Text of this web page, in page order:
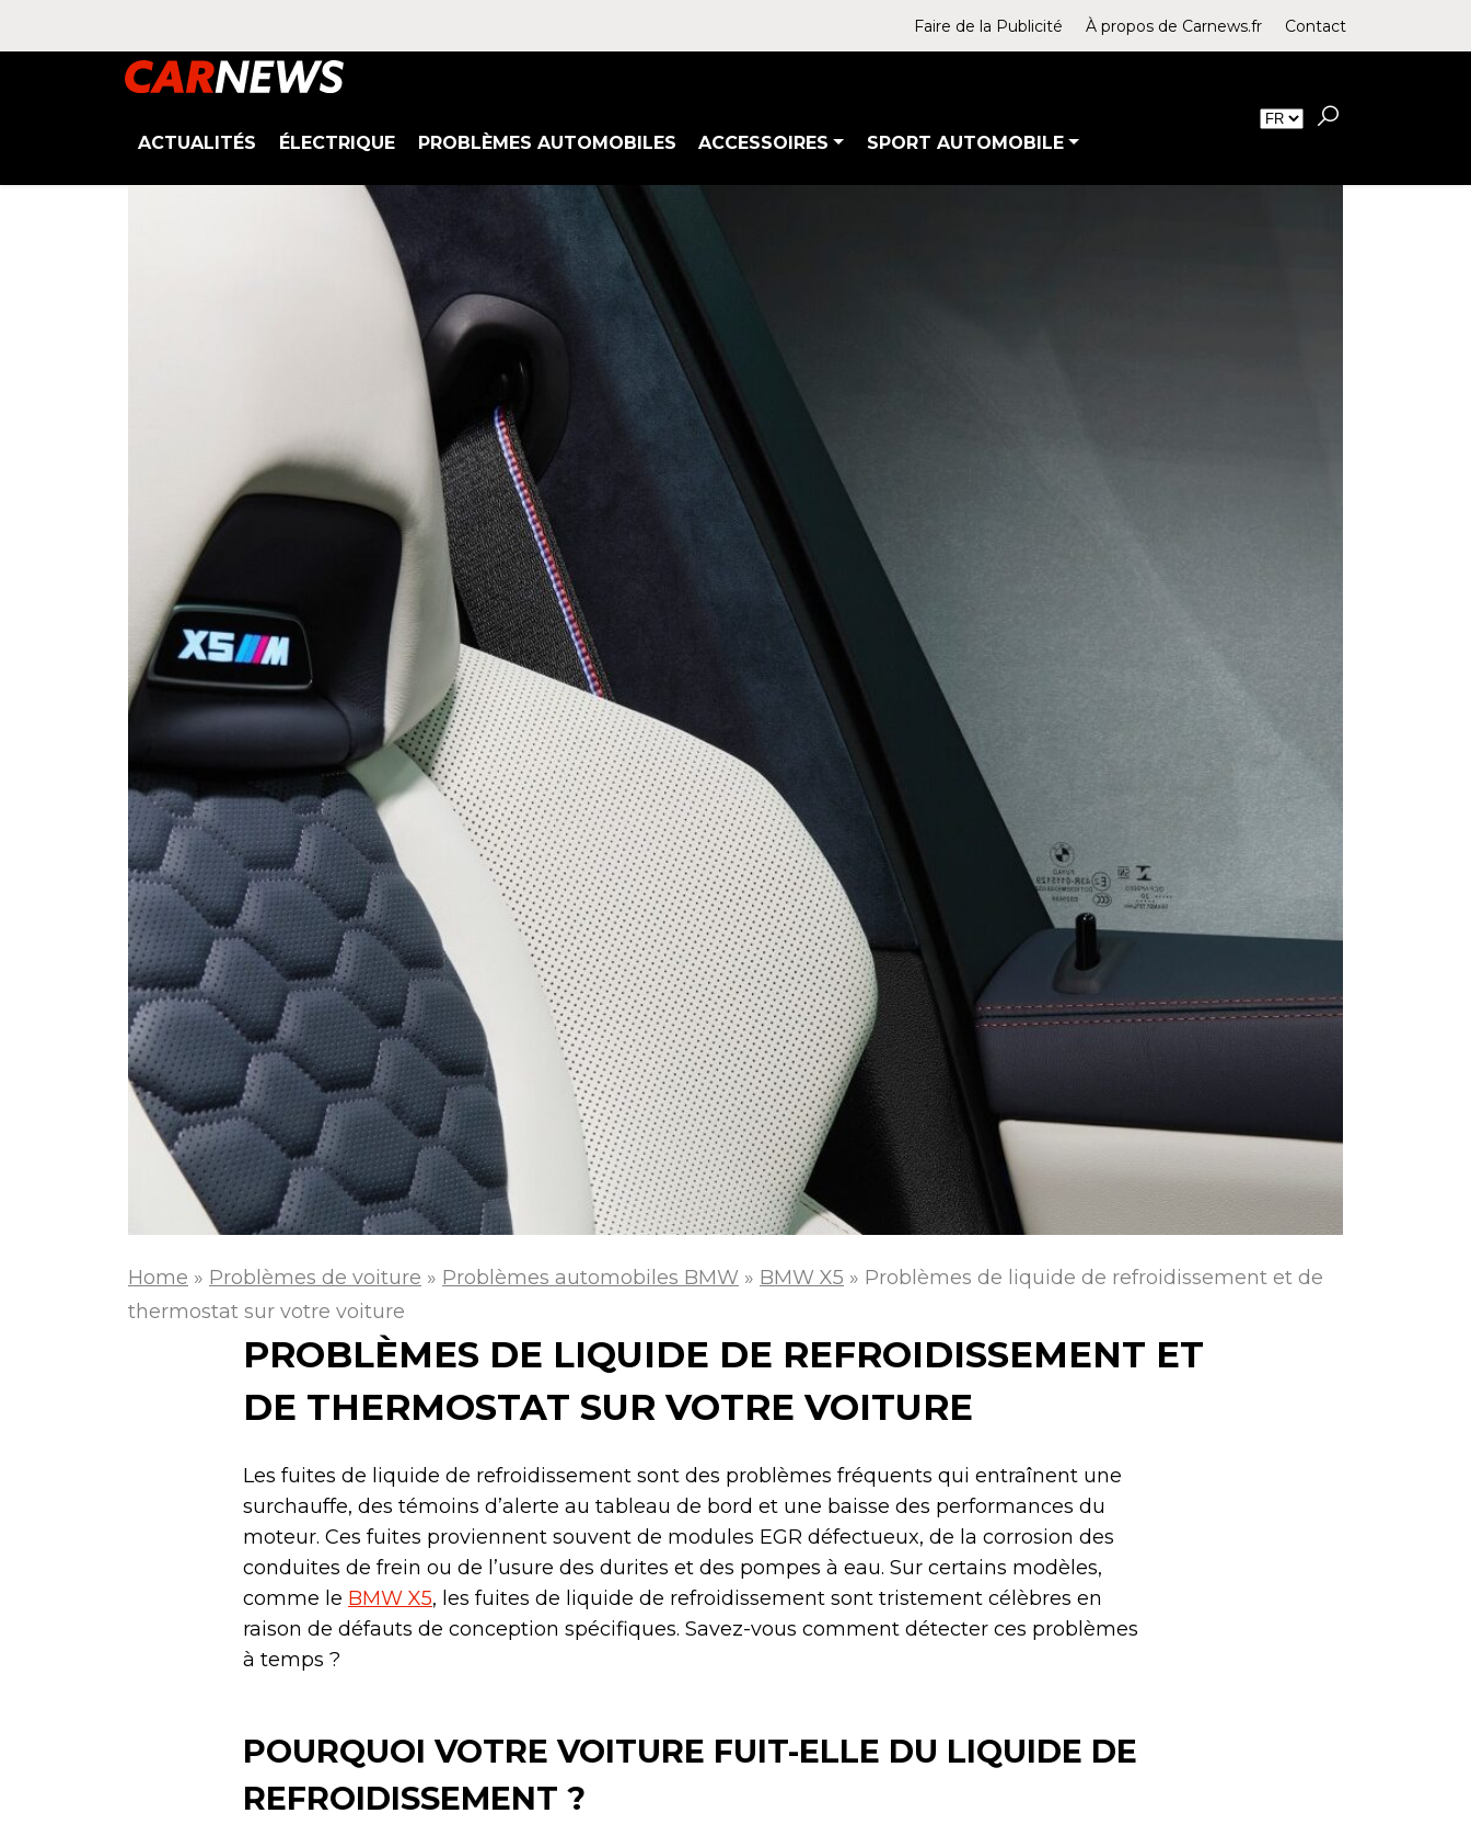
Faire de la Publicité À propos de Carnews.fr Contact
ACTUALITÉS ÉLECTRIQUE PROBLÈMES AUTOMOBILES ACCESSOIRES SPORT AUTOMOBILE
Home » Problèmes de voiture » Problèmes automobiles BMW » BMW X5 » Problèmes de liquide de refroidissement et de
thermostat sur votre voiture
PROBLÈMES DE LIQUIDE DE REFROIDISSEMENT ET
DE THERMOSTAT SUR VOTRE VOITURE
Les fuites de liquide de refroidissement sont des problèmes fréquents qui entraînent une
surchauffe, des témoins d’alerte au tableau de bord et une baisse des performances du
moteur. Ces fuites proviennent souvent de modules EGR défectueux, de la corrosion des
conduites de frein ou de l’usure des durites et des pompes à eau. Sur certains modèles,
comme le BMW X5, les fuites de liquide de refroidissement sont tristement célèbres en
raison de défauts de conception spécifiques. Savez-vous comment détecter ces problèmes
à temps ?
POURQUOI VOTRE VOITURE FUIT-ELLE DU LIQUIDE DE
REFROIDISSEMENT ?